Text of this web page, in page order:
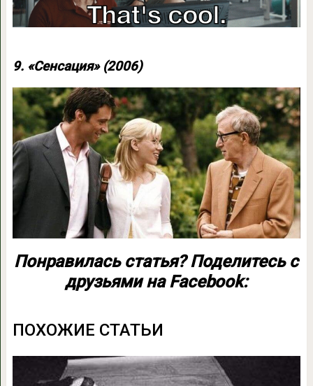
9. «Сенсация» (2006)
Понравилась статья? Поделитесь с
друзьями на Facebook:
ПОХОЖИЕ СТАТЬИ